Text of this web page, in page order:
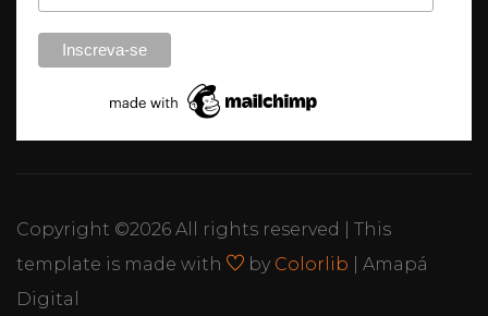
Copyright ©2026 All rights reserved | This
template is made with
by Colorlib | Amapá
Digital